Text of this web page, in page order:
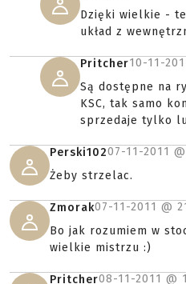
Dzięki wielkie -
układ z
Pritcher10-11-
Są dostępne na
KSC, tak samo
sprzedaje tylko
Perski10207-11-2011 @
Żeby strzelac.
Zmorak07-11-2011 @
Bo jak rozumiem w
wielkie mistrzu :)
Pritcher08-11-2011 @